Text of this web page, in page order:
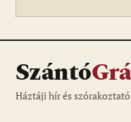
Szántó
Háztáji hír és